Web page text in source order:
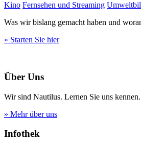
Kino Fernsehen und Streaming
Was wir bislang gemacht haben und
» Starten Sie hier
Über Uns
Wir sind Nautilus. Lernen Sie uns kennen.
» Mehr über uns
Infothek